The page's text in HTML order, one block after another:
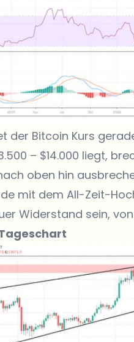
der Bitcoin Kurs
– $14.000 liegt,
oben hin
mit dem All-Zeit-
Widerstand sein,